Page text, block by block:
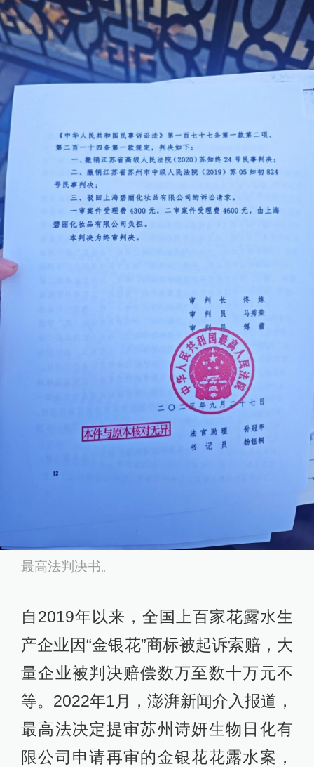
最高法判决书。
自2019年以来，全国上百家花露水生
产企业因“金银花”商标被起诉索赔，大
量企业被判决赔偿数万至数十万元不
等。2022年1月，澎湃新闻介入报道，
最高法决定提审苏州诗妍生物日化有
限公司申请再审的金银花花露水案，